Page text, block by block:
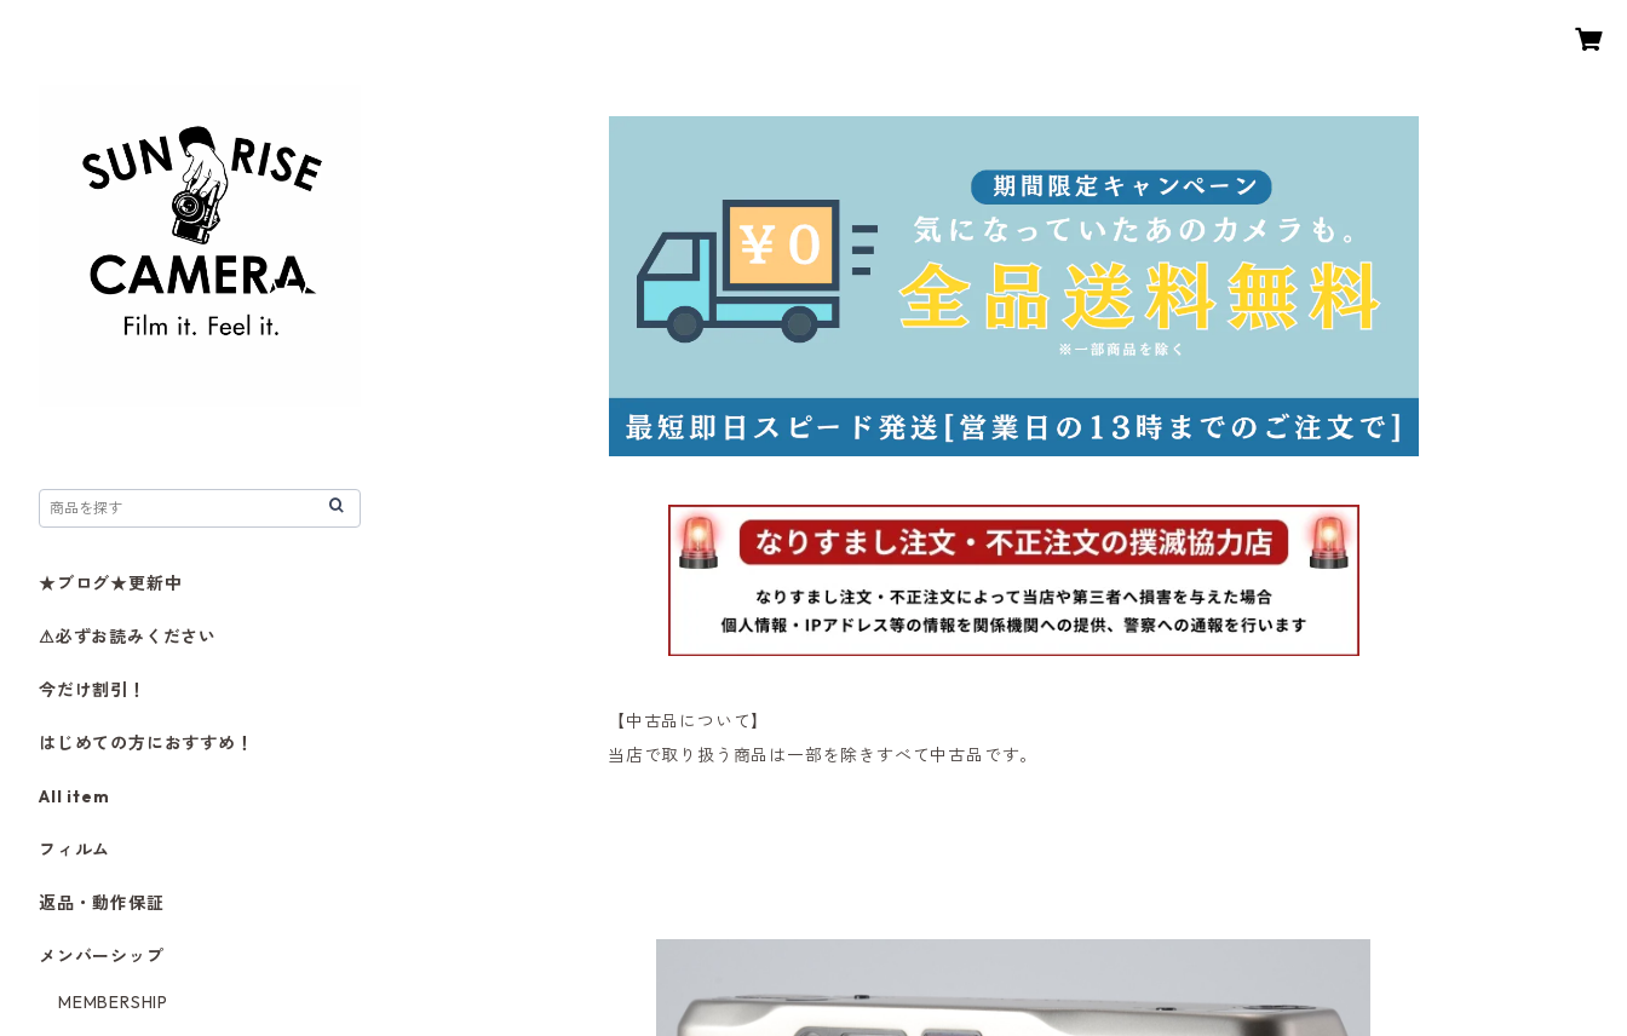
【中古品について】
当店で取り扱う商品は一部を除きすべて中古品です。
★ブログ★更新中
⚠必ずお読みください
今だけ割引！
はじめての方におすすめ！
All item
フィルム
返品・動作保証
メンバーシップ
MEMBERSHIP